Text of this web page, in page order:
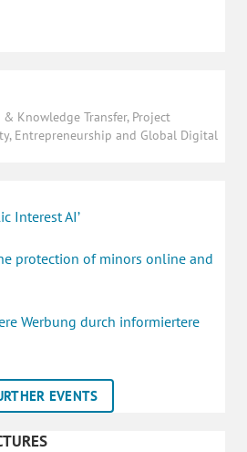
Knowledge Transfer, Project
Entrepreneurship and Global Digital
Interest AI’
protection of minors online and
Werbung durch informiertere
EVENTS